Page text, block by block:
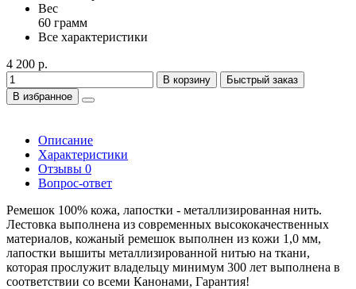
Вес
60 грамм
Все характеристики
4 200 р.
В корзину
Быстрый заказ
В избранное
Описание
Характеристики
Отзывы 0
Вопрос-ответ
Ремешок 100% кожа, лапостки - металлизированная нить.
Лестовка выполнена из современных высококачественных
материалов, кожаный ремешок выполнен из кожи 1,0 мм,
лапостки вышиты металлизированной нитью на ткани,
которая прослужит владельцу минимум 300 лет выполнена в
соответствии со всеми Канонами, Гарантия!